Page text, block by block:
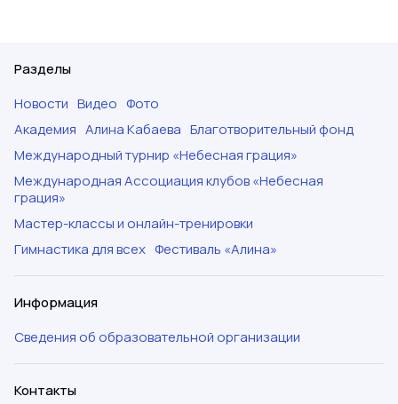
Разделы
Новости Видео Фото
Академия Алина Кабаева Благотворительный фонд
Международный турнир «Небесная грация»
Международная Ассоциация клубов «Небесная
грация»
Мастер-классы и онлайн-тренировки
Гимнастика для всех Фестиваль «Алина»
Информация
Сведения об образовательной организации
Контакты